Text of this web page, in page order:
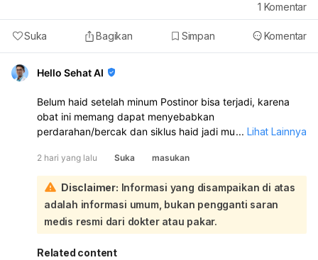
Suka Bagikan Simpan Komentar
1 Komentar
Hello Sehat AI
Belum haid setelah minum Postinor bisa terjadi, karena
obat ini memang dapat menyebabkan
perdarahan/bercak dan siklus haid jadi mundur atau tidak
lagi tanggal 5 Juli, tetap ada kemungkinan hamil.
Sebaiknya lakukan tes kehamilan sekarang, terutama
kalau haid sudah terlambat. Kalau hasilnya negatif tapi
haid tetap belum datang, ulangi 1 minggu kemudian atau
periksakan ke dokter kandungan. Segera periksa juga
bila perdarahannya sangat banyak, nyeri hebat, atau ada
keputihan berbau/ gatal.
... Lihat Lainnya
2 hari yang lalu Suka masukan
Disclaimer: Informasi yang disampaikan di atas
adalah informasi umum, bukan pengganti saran
medis resmi dari dokter atau pakar.
Related content